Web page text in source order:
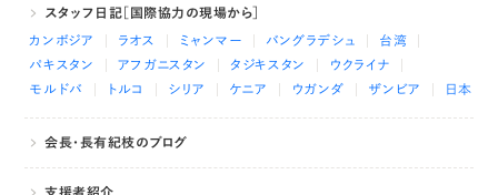
スタッフ日記［国際協力の現場から］
カンボジア
ラオス ミャンマー バングラデシュ
台湾
パキスタン
アフガニスタン タジキスタン
ウクライナ
モルドバ
トルコ シリア ケニア ウガンダ ザンビア 日本
会長・長有紀枝のブログ